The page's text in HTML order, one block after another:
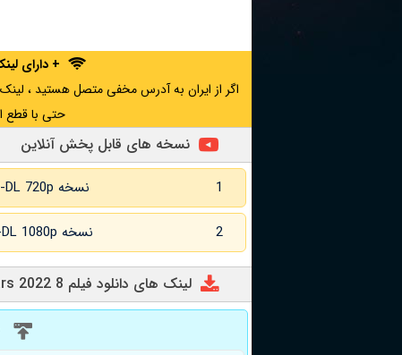
+ دارای
حتی با قطع
نسخه های قابل پخش آنلاین
1 نسخه WEB-DL 720p زبان اصلی
2 نسخه WEB-DL 1080p زبان اصلی
لینک های دانلود فیلم 8 Years 2022